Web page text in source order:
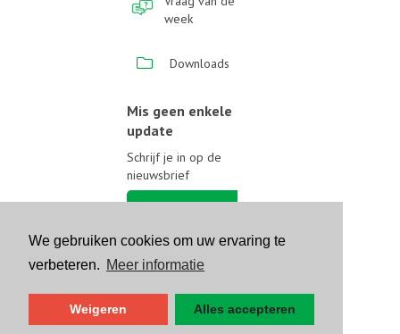
We gebruiken cookies om uw ervaring te
verbeteren. Meer informatie
Weigeren Alles accepteren
week
Downloads
Mis geen enkele
update
Schrijf je in op de
nieuwsbrief
Volg ons op sociale media